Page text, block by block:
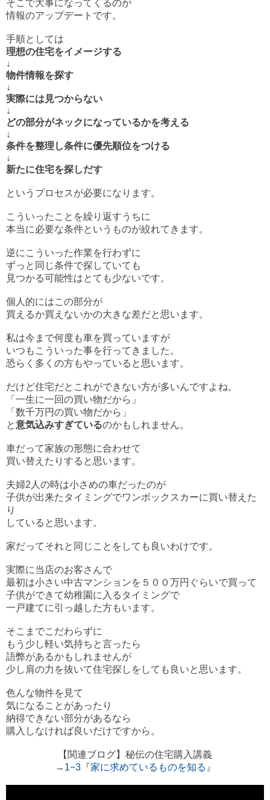
そこで大事になってくるのが
情報のアップデートです。
手順としては
理想の住宅をイメージする
↓
物件情報を探す
↓
実際には見つからない
↓
どの部分がネックになっているかを考える
↓
条件を整理し条件に優先順位をつける
↓
新たに住宅を探しだす
というプロセスが必要になります。
こういったことを繰り返すうちに
本当に必要な条件というものが絞れてきます。
逆にこういった作業を行わずに
ずっと同じ条件で探していても
見つかる可能性はとても少ないです。
個人的にはこの部分が
買えるか買えないかの大きな差だと思います。
私は今まで何度も車を買っていますが
いつもこういった事を行ってきました。
恐らく多くの方もやっていると思います。
だけど住宅だとこれができない方が多いんですよね。
「一生に一回の買い物だから」
「数千万円の買い物だから」
と意気込みすぎているのかもしれません。
車だって家族の形態に合わせて
買い替えたりすると思います。
夫婦2人の時は小さめの車だったのが
子供が出来たタイミングでワンボックスカーに買い替えた
り
していると思います。
家だってそれと同じことをしても良いわけです。
実際に当店のお客さんで
最初は小さい中古マンションを５００万円ぐらいで買って
子供ができて幼稚園に入るタイミングで
一戸建てに引っ越した方もいます。
そこまでこだわらずに
もう少し軽い気持ちと言ったら
語弊があるかもしれませんが
少し肩の力を抜いて住宅探しをしても良いと思います。
色んな物件を見て
気になることがあったり
納得できない部分があるなら
購入しなければ良いだけですから。
【関連ブログ】秘伝の住宅購入講義
→ 1−3『家に求めているものを知る』